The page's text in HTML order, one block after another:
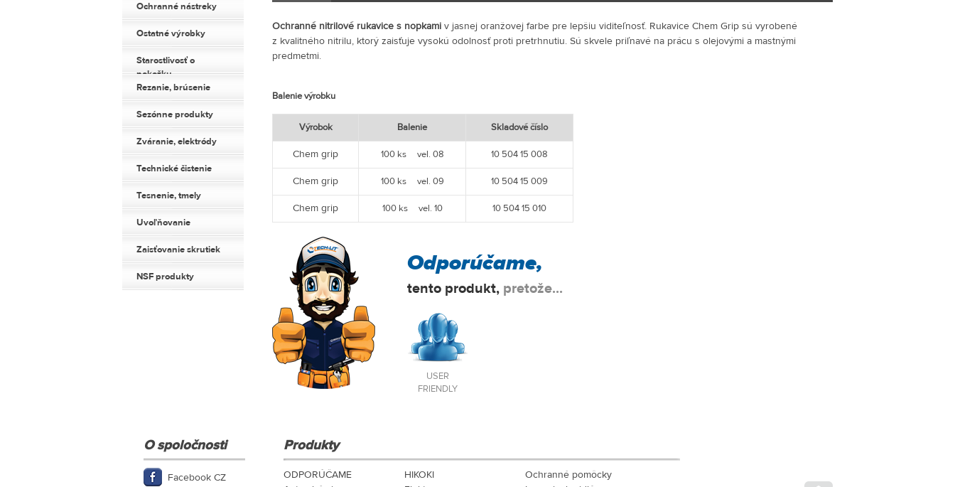
Ochranné nástreky
Ostatné výrobky
Starostlivosť o
pokožku
Rezanie, brúsenie
Sezónne produkty
Zváranie, elektródy
Technické čistenie
Tesnenie, tmely
Uvoľňovanie
Zaisťovanie skrutiek
NSF produkty
Ochranné nitrilové rukavice s nopkami v jasnej oranžovej farbe pre lepšiu viditeľnosť. Rukavice Chem Grip sú vyrobené
z kvalitného nitrilu, ktorý zaisťuje vysokú odolnosť proti pretrhnutiu. Sú skvele priľnavé na prácu s olejovými a mastnými
predmetmi.
Balenie výrobku
Výrobok Balenie Skladové číslo
Chem grip 100 ks vel. 08 10 504 15 008
Chem grip 100 ks vel. 09 10 504 15 009
Chem grip 100 ks vel. 10 10 504 15 010
Odporúčame,
tento produkt, pretože...
USER
FRIENDLY
O spoločnosti
Facebook CZ
Produkty
ODPORÚČAME HIKOKI
Ochranné pomôcky